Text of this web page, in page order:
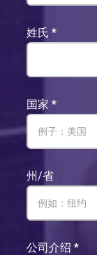
姓氏 *
国家 *
州/省
公司介绍 *